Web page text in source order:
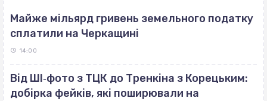
Майже мільярд гривень земельного податку
сплатили на Черкащині
14:00
Від ШІ‐фото з ТЦК до Тренкіна з Корецьким:
добірка фейків, які поширювали на